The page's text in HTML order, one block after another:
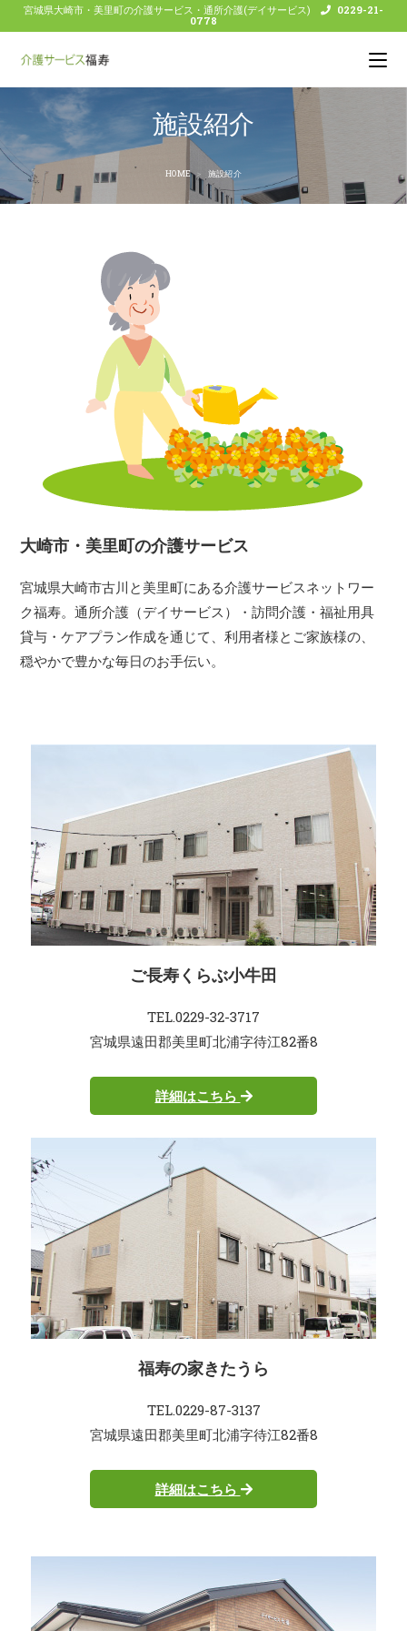
宮城県大崎市・美里町の介護サービス・通所介護(デイサービス)
0229-21-
0778
施設紹介
HOME > 施設紹介
大崎市・美里町の介護サービス
宮城県大崎市古川と美里町にある介護サービスネットワー
ク福寿。通所介護（デイサービス）・訪問介護・福祉用具
貸与・ケアプラン作成を通じて、利用者様とご家族様の、
穏やかで豊かな毎日のお手伝い。
ご長寿くらぶ小牛田
TEL.0229-32-3717
宮城県遠田郡美里町北浦字待江82番8
詳細はこちら
福寿の家きたうら
TEL.0229-87-3137
宮城県遠田郡美里町北浦字待江82番8
詳細はこちら